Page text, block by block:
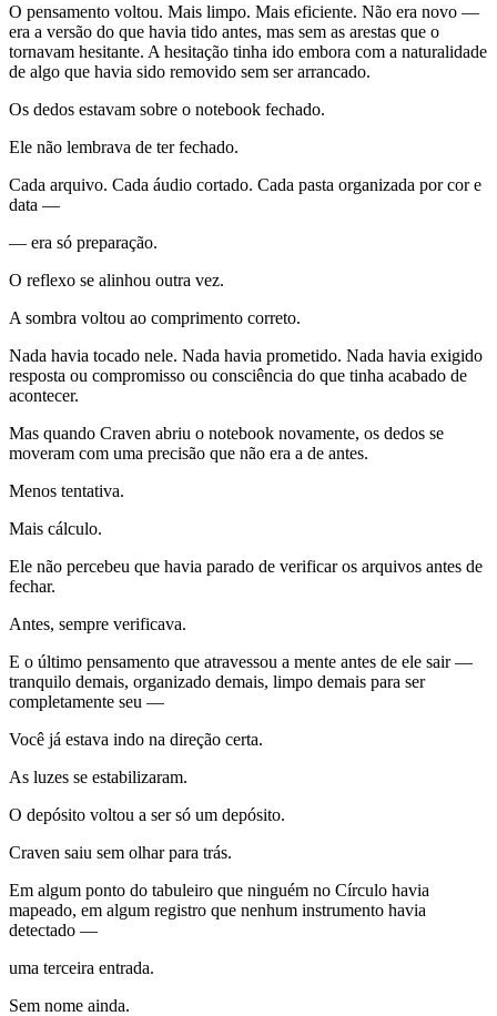
O pensamento voltou. Mais limpo. Mais eficiente. Não era novo —
era a versão do que havia tido antes, mas sem as arestas que o
tornavam hesitante. A hesitação tinha ido embora com a naturalidade
de algo que havia sido removido sem ser arrancado.
Os dedos estavam sobre o notebook fechado.
Ele não lembrava de ter fechado.
Cada arquivo. Cada áudio cortado. Cada pasta organizada por cor e
data —
— era só preparação.
O reflexo se alinhou outra vez.
A sombra voltou ao comprimento correto.
Nada havia tocado nele. Nada havia prometido. Nada havia exigido
resposta ou compromisso ou consciência do que tinha acabado de
acontecer.
Mas quando Craven abriu o notebook novamente, os dedos se
moveram com uma precisão que não era a de antes.
Menos tentativa.
Mais cálculo.
Ele não percebeu que havia parado de verificar os arquivos antes de
fechar.
Antes, sempre verificava.
E o último pensamento que atravessou a mente antes de ele sair —
tranquilo demais, organizado demais, limpo demais para ser
completamente seu —
Você já estava indo na direção certa.
As luzes se estabilizaram.
O depósito voltou a ser só um depósito.
Craven saiu sem olhar para trás.
Em algum ponto do tabuleiro que ninguém no Círculo havia
mapeado, em algum registro que nenhum instrumento havia
detectado —
uma terceira entrada.
Sem nome ainda.